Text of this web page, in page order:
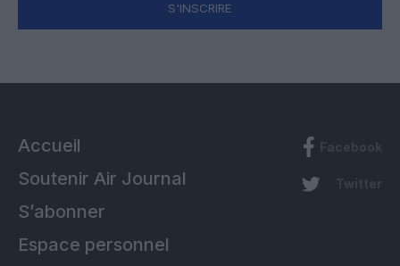
S'INSCRIRE
Accueil
Soutenir Air Journal
S’abonner
Espace personnel